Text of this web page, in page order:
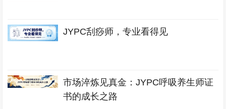
JYPC刮痧师，专业看得见
市场淬炼见真金：JYPC呼吸养生师证
书的成长之路